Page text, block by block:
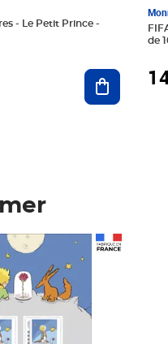
- Le Petit Prince -
Ajouter au
de